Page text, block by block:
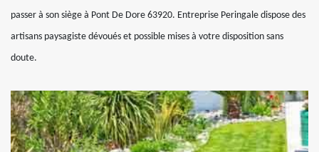
passer à son siège à Pont De Dore 63920. Entreprise Peringale dispose des
artisans paysagiste dévoués et possible mises à votre disposition sans
doute.